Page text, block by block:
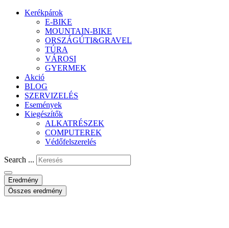
Kerékpárok
E-BIKE
MOUNTAIN-BIKE
ORSZÁGÚTI&GRAVEL
TÚRA
VÁROSI
GYERMEK
Akció
BLOG
SZERVIZELÉS
Események
Kiegészítők
ALKATRÉSZEK
COMPUTEREK
Védőfelszerelés
Search ...
Eredmény
Összes eredmény